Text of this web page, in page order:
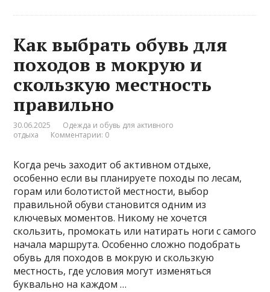
Как выбрать обувь для
походов в мокрую и
скользкую местность
правильно
30.06.2025
Одежда и обувь для активного
отдыха
Комментарии: 0
Когда речь заходит об активном отдыхе,
особенно если вы планируете походы по лесам,
горам или болотистой местности, выбор
правильной обуви становится одним из
ключевых моментов. Никому не хочется
скользить, промокать или натирать ноги с самого
начала маршрута. Особенно сложно подобрать
обувь для походов в мокрую и скользкую
местность, где условия могут изменяться
буквально на каждом …